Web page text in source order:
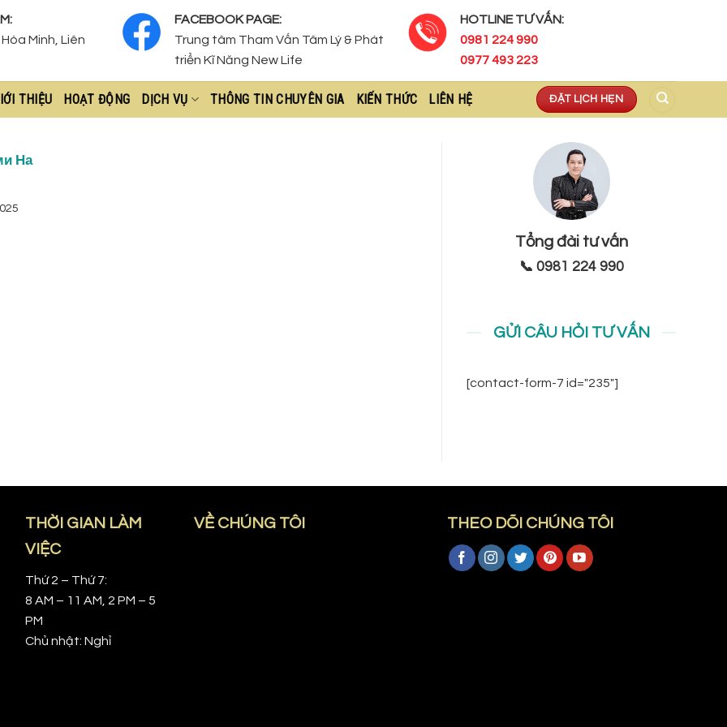
Minh, Liên
FACEBOOK PAGE:
Trung tâm Tham Vấn Tâm Lý & Phát
triển Kĩ Năng New Life
HOTLINE TƯ VẤN:
0981 224 990
0977 493 223
THIỆU HOẠT ĐỘNG DỊCH VỤ THÔNG TIN CHUYÊN GIA KIẾN THỨC LIÊN HỆ ĐẶT LỊCH HẸN
На
Tổng đài tư vấn
📞 0981 224 990
GỬI CÂU HỎI TƯ VẤN
[contact-form-7 id="235"]
THỜI GIAN LÀM
VIỆC
Thứ 2 – Thứ 7:
8 AM – 11 AM, 2 PM – 5
PM
Chủ nhật: Nghỉ
VỀ CHÚNG TÔI THEO DÕI CHÚNG TÔI